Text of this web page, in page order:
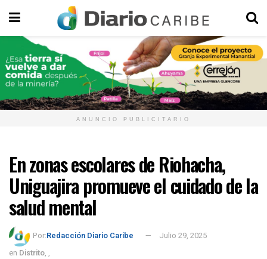
ANUNCIO PUBLICITARIO
En zonas escolares de Riohacha,
Uniguajira promueve el cuidado de la
salud mental
Por:Redacción Diario Caribe
Julio 29, 2025
en Distrito, ,